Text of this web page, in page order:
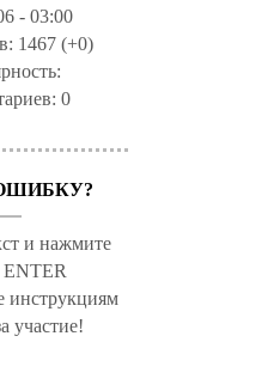
- 03:00
1467 (+0)
0
и нажмите
инструкциям
участие!